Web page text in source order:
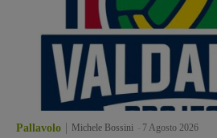
Pallavolo Michele Bossini 7 Agosto 2026